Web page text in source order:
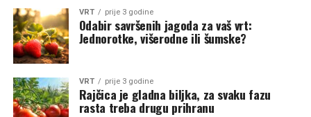
VRT prije 3 godine
Odabir savršenih jagoda za vaš vrt:
Jednorotke, višerodne ili šumske?
VRT prije 3 godine
Rajčica je gladna biljka, za svaku fazu
rasta treba drugu prihranu